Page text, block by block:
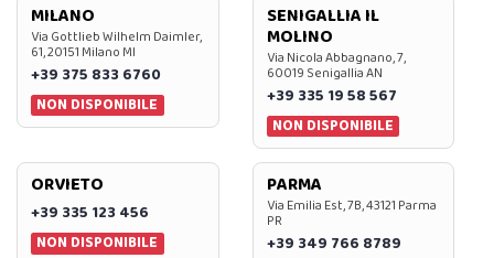
MILANO
Via Gottlieb Wilhelm Daimler,
61, 20151 Milano MI
+39 375 833 6760
NON DISPONIBILE
SENIGALLIA IL
MOLINO
Via Nicola Abbagnano, 7,
60019 Senigallia AN
+39 335 19 58 567
NON DISPONIBILE
ORVIETO
+39 335 123 456
NON DISPONIBILE
PARMA
Via Emilia Est, 7B, 43121 Parma
PR
+39 349 766 8789